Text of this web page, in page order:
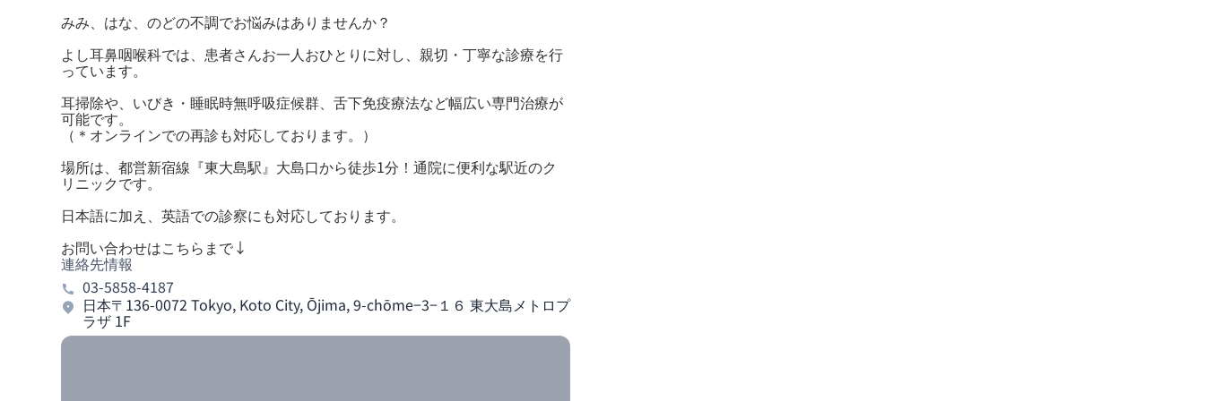
みみ、はな、のどの不調でお悩みはありませんか？
よし耳鼻咽喉科では、患者さんお一人おひとりに対し、親切・丁寧な診療を行
っています。
耳掃除や、いびき・睡眠時無呼吸症候群、舌下免疫療法など幅広い専門治療が
可能です。
（＊オンラインでの再診も対応しております。）
場所は、都営新宿線『東大島駅』大島口から徒歩1分！通院に便利な駅近のク
リニックです。
日本語に加え、英語での診察にも対応しております。
お問い合わせはこちらまで↓
連絡先情報
03-5858-4187
日本〒136-0072 Tokyo, Koto City, Ōjima, 9-chōme−3−１６ 東大島メトロプ
ラザ 1F